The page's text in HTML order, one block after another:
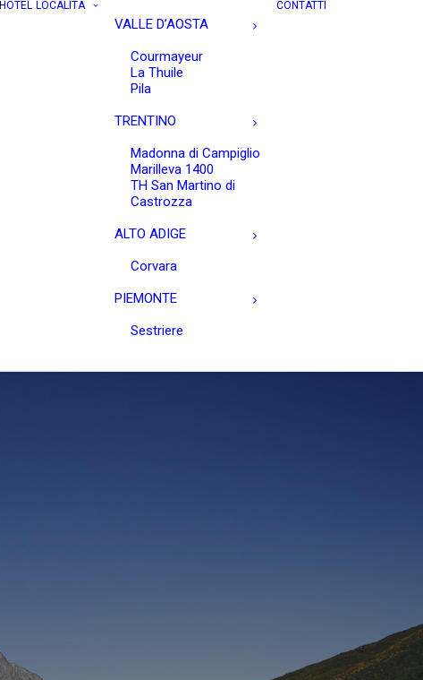
HOTEL LOCALITÀ
VALLE D’AOSTA
Courmayeur
La Thuile
Pila
TRENTINO
Madonna di Campiglio
Marilleva 1400
TH San Martino di
Castrozza
ALTO ADIGE
Corvara
PIEMONTE
Sestriere
CONTATTI